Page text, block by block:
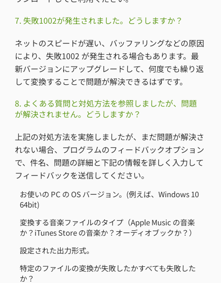
7. 失敗1002が発生されました。どうしますか？
ネットのスピードが遅い、バッファリングなどの原因
により、失敗1002 が発生される場合もあります。最
新バージョンにアップグレードして、何度でも繰り返
して変換することで問題が解決できるはずです。
8. よくある質問と対処方法を参照しましたが、問題
が解決されません。どうしますか？
上記の対処方法を実施しましたが、まだ問題が解決さ
れない場合、プログラムのフィードバックオプション
で、件名、問題の詳細と下記の情報を詳しく入力して
フィードバックを送信してください。
お使いの PC の OS バージョン。(例えば、Windows 10
64bit)
変換する音楽ファイルのタイプ（Apple Music の音楽
か？iTunes Store の音楽か？オーディオブックか？）
設定された出力形式。
特定のファイルの変換が失敗したかすべても失敗した
か？